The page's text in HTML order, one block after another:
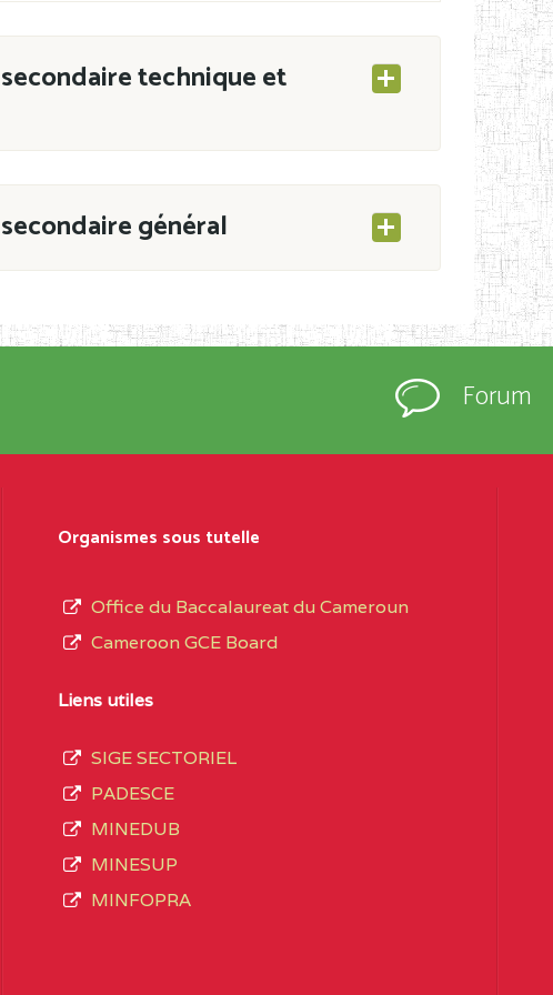
technique et
LES
DE
général
CAB du 21 mars 2011 portant ouverture
immatriculés et inscrits au
Généralau terme des opérations
3408 structures réparties ainsi qu’il
soit :
Forum
Organismes sous tutelle
Office du Baccalaureat du Cameroun
Cameroon GCE Board
Liens utiles
SIGE SECTORIEL
PADESCE
MINEDUB
MINESUP
MINFOPRA